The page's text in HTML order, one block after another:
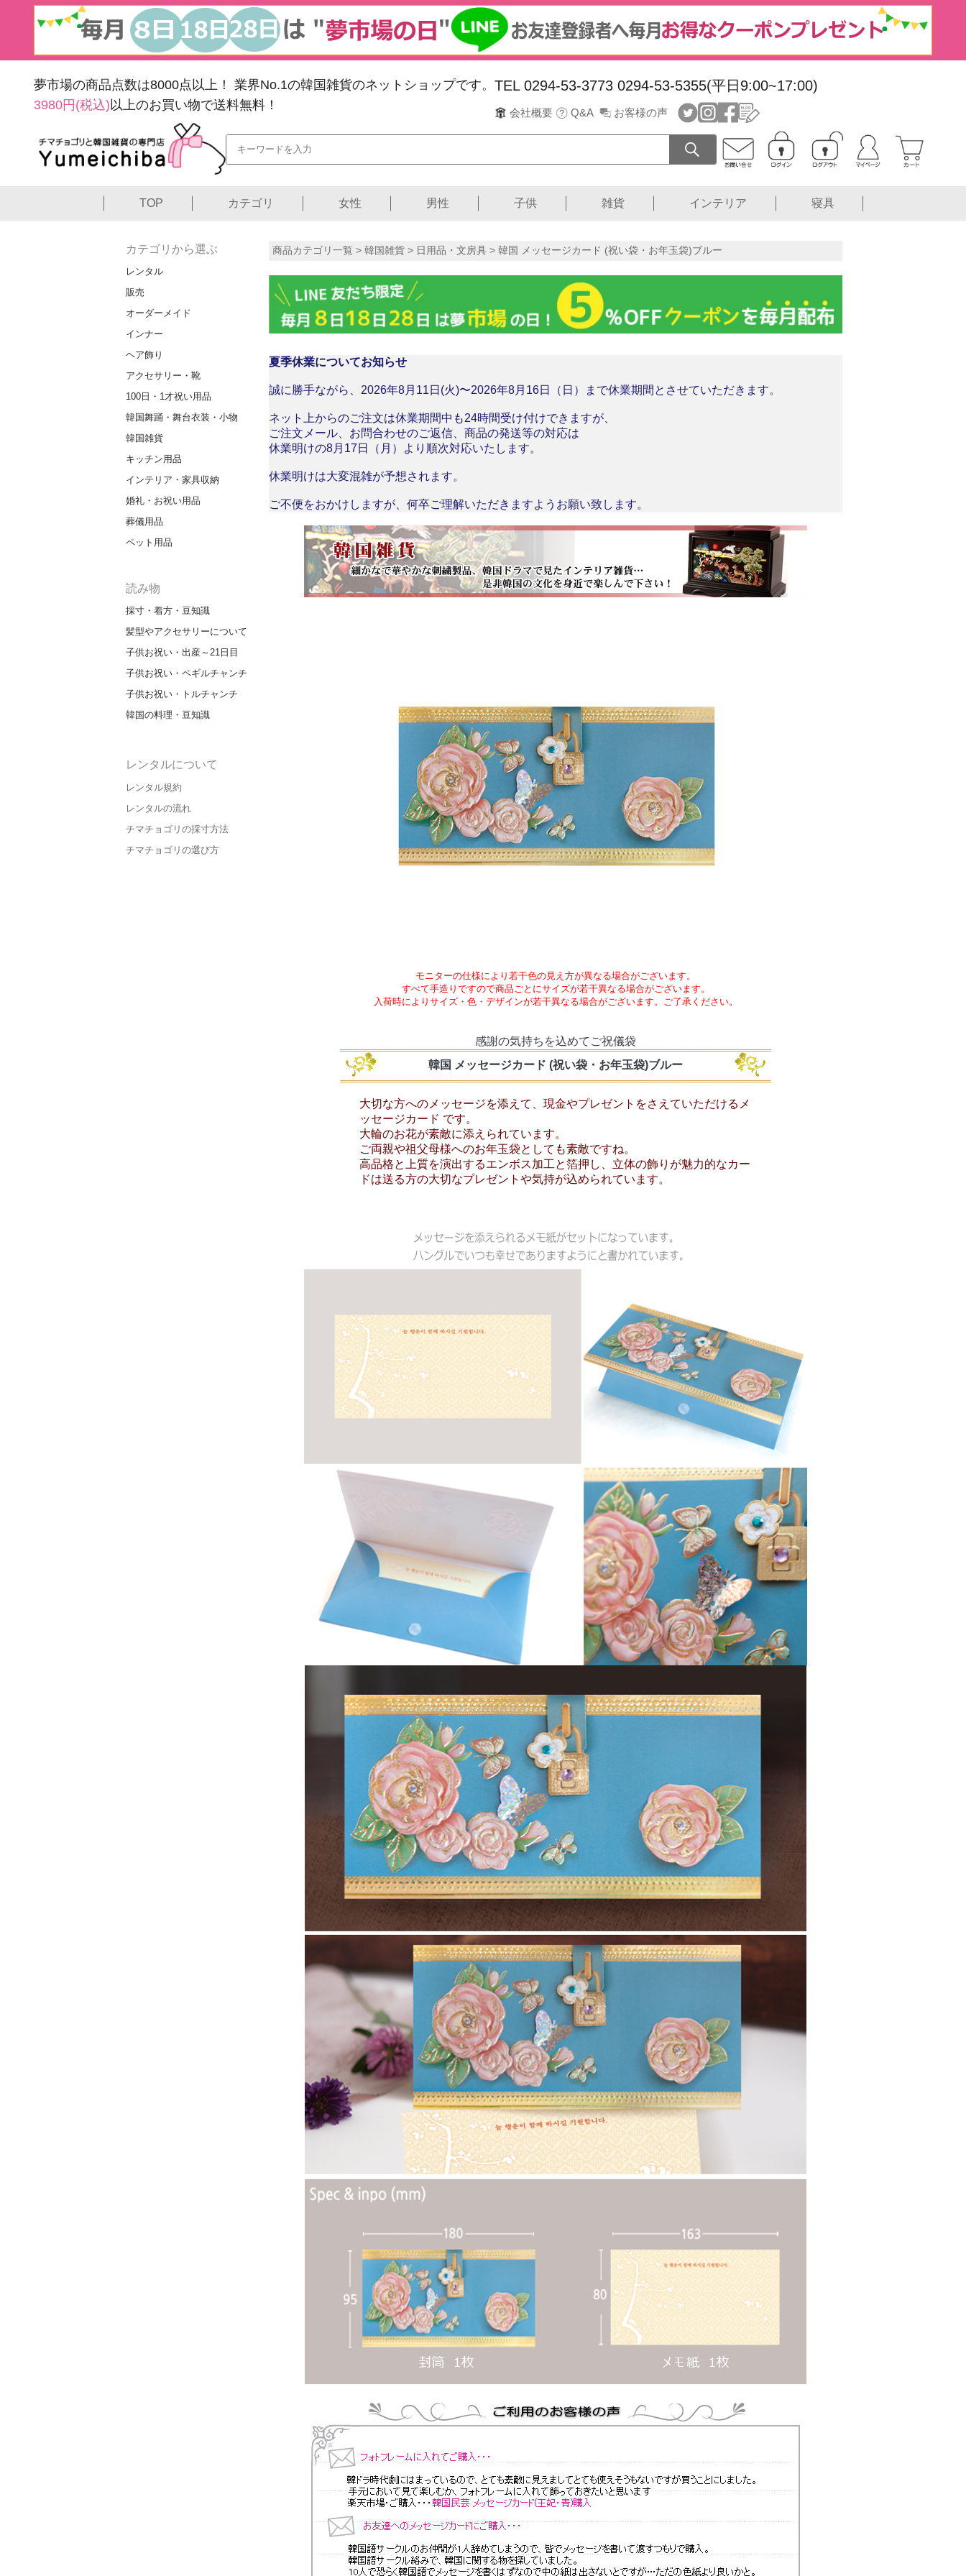
夢市場の商品点数は8000点以上！
業界No.1の韓国雑貨のネットショップです。
3980円(税込)以上のお買い物で送料無料！
TEL 0294-53-3773 0294-53-5355(平日9:00~17:00)
会社概要 Q&A お客様の声
TOP カテゴリ 女性 男性 子供 雑貨 インテリア 寝具
カテゴリから選ぶ
レンタル
販売
オーダーメイド
インナー
ヘア飾り
アクセサリー・靴
100日・1才祝い用品
韓国舞踊・舞台衣装・小物
韓国雑貨
キッチン用品
インテリア・家具収納
婚礼・お祝い用品
葬儀用品
ペット用品
読み物
採寸・着方・豆知識
髪型やアクセサリーについて
子供お祝い・出産～21日目
子供お祝い・ペギルチャンチ
子供お祝い・トルチャンチ
韓国の料理・豆知識
レンタルについて
レンタル規約
レンタルの流れ
チマチョゴリの採寸方法
チマチョゴリの選び方
商品カテゴリ一覧 > 韓国雑貨 > 日用品・文房具 > 韓国 メッセージカード (祝い袋・お年玉袋)ブルー
夏季休業についてお知らせ
誠に勝手ながら、2026年8月11日(火)〜2026年8月16日（日）まで休業期間とさせていただきます。
ネット上からのご注文は休業期間中も24時間受け付けできますが、
ご注文メール、お問合わせのご返信、商品の発送等の対応は
休業明けの8月17日（月）より順次対応いたします。
休業明けは大変混雑が予想されます。
ご不便をおかけしますが、何卒ご理解いただきますようお願い致します。
モニターの仕様により若干色の見え方が異なる場合がございます。
すべて手造りですので商品ごとにサイズが若干異なる場合がございます。
入荷時によりサイズ・色・デザインが若干異なる場合がございます。ご了承ください。
感謝の気持ちを込めてご祝儀袋
韓国 メッセージカード (祝い袋・お年玉袋)ブルー
大切な方へのメッセージを添えて、現金やプレゼントをさえていただけるメ
ッセージカード です。
大輪のお花が素敵に添えられています。
ご両親や祖父母様へのお年玉袋としても素敵ですね。
高品格と上質を演出するエンボス加工と箔押し、立体の飾りが魅力的なカー
ドは送る方の大切なプレゼントや気持が込められています。